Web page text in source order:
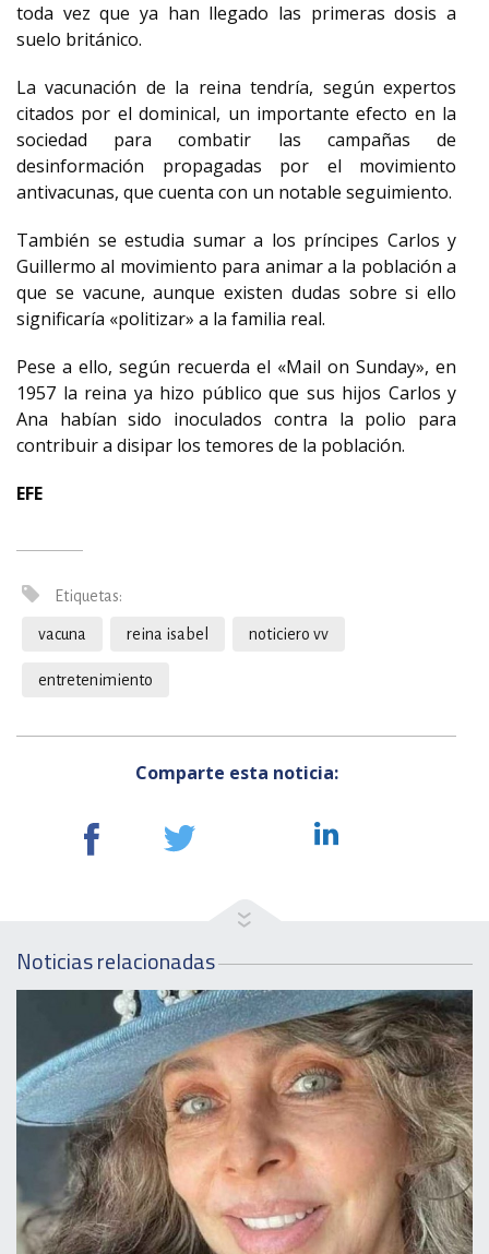
toda vez que ya han llegado las primeras dosis a
suelo británico.
La vacunación de la reina tendría, según expertos
citados por el dominical, un importante efecto en la
sociedad para combatir las campañas de
desinformación propagadas por el movimiento
antivacunas, que cuenta con un notable seguimiento.
También se estudia sumar a los príncipes Carlos y
Guillermo al movimiento para animar a la población a
que se vacune, aunque existen dudas sobre si ello
significaría «politizar» a la familia real.
Pese a ello, según recuerda el «Mail on Sunday», en
1957 la reina ya hizo público que sus hijos Carlos y
Ana habían sido inoculados contra la polio para
contribuir a disipar los temores de la población.
EFE
Etiquetas:
vacuna reina isabel noticiero vv
entretenimiento
Comparte esta noticia:
Noticias relacionadas